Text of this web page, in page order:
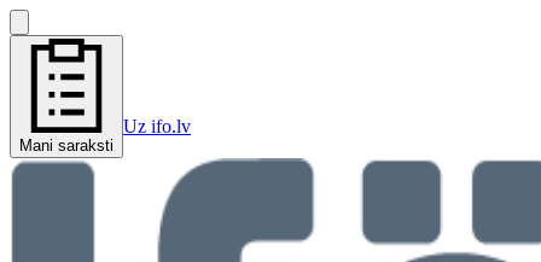
Mani saraksti
Uz ifo.lv